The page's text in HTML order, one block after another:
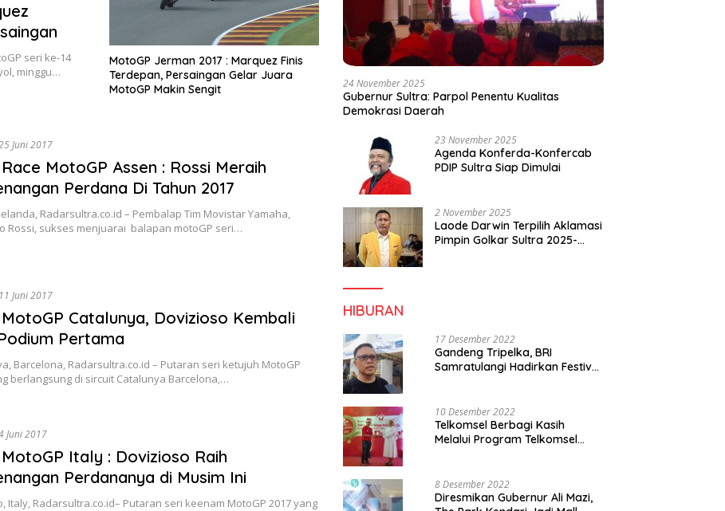
seri ke-14
minggu…
MotoGP Jerman 2017 : Marquez Finis
Terdepan, Persaingan Gelar Juara
MotoGP Makin Sengit
Juni 2017
MotoGP Assen : Rossi Meraih
Perdana Di Tahun 2017
Radarsultra.co.id – Pembalap Tim Movistar Yamaha,
Rossi, sukses menjuarai balapan motoGP seri…
11 Juni 2017
Catalunya, Dovizioso Kembali
Pertama
Barcelona, Radarsultra.co.id – Putaran seri ketujuh MotoGP
berlangsung di sircuit Catalunya Barcelona,…
Juni 2017
Italy : Dovizioso Raih
Perdananya di Musim Ini
Italy, Radarsultra.co.id– Putaran seri keenam MotoGP 2017 yang
24 November 2025
Gubernur Sultra: Parpol Penentu Kualitas
Demokrasi Daerah
23 November 2025
Agenda Konferda-Konfercab
PDIP Sultra Siap Dimulai
2 November 2025
Laode Darwin Terpilih Aklamasi
Pimpin Golkar Sultra 2025-
HIBURAN
17 Desember 2022
Gandeng Tripelka, BRI
Samratulangi Hadirkan Festival
10 Desember 2022
Telkomsel Berbagi Kasih
Melalui Program Telkomsel
8 Desember 2022
Diresmikan Gubernur Ali Mazi,